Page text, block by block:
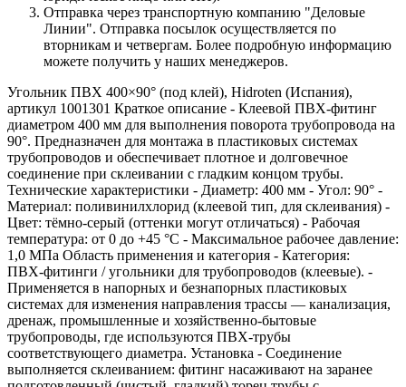
Отправка через транспортную компанию "Деловые
Линии". Отправка посылок осуществляется по
вторникам и четвергам. Более подробную информацию
можете получить у наших менеджеров.
Угольник ПВХ 400×90° (под клей), Hidroten (Испания),
артикул 1001301 Краткое описание - Клеевой ПВХ-фитинг
диаметром 400 мм для выполнения поворота трубопровода на
90°. Предназначен для монтажа в пластиковых системах
трубопроводов и обеспечивает плотное и долговечное
соединение при склеивании с гладким концом трубы.
Технические характеристики - Диаметр: 400 мм - Угол: 90° -
Материал: поливинилхлорид (клеевой тип, для склеивания) -
Цвет: тёмно‑серый (оттенки могут отличаться) - Рабочая
температура: от 0 до +45 °C - Максимальное рабочее давление:
1,0 МПа Область применения и категория - Категория:
ПВХ‑фитинги / угольники для трубопроводов (клеевые). -
Применяется в напорных и безнапорных пластиковых
системах для изменения направления трассы — канализация,
дренаж, промышленные и хозяйственно‑бытовые
трубопроводы, где используются ПВХ‑трубы
соответствующего диаметра. Установка - Соединение
выполняется склеиванием: фитинг насаживают на заранее